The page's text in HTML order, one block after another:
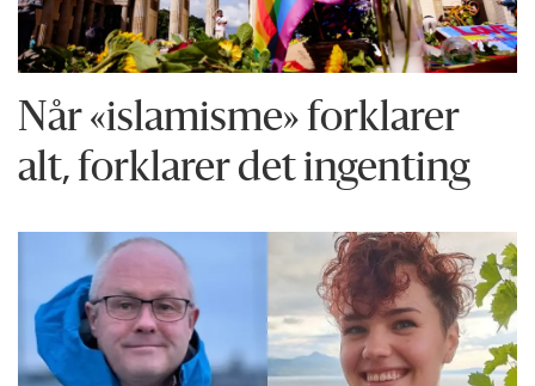
Når «islamisme» forklarer
alt, forklarer det ingenting